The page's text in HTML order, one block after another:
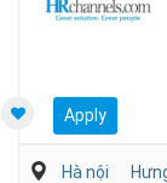
Apply
Hà nội